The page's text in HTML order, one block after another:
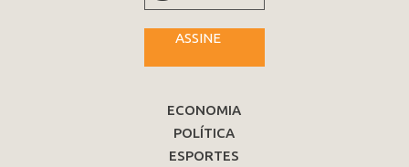
ASSINE
ECONOMIA
POLÍTICA
ESPORTES